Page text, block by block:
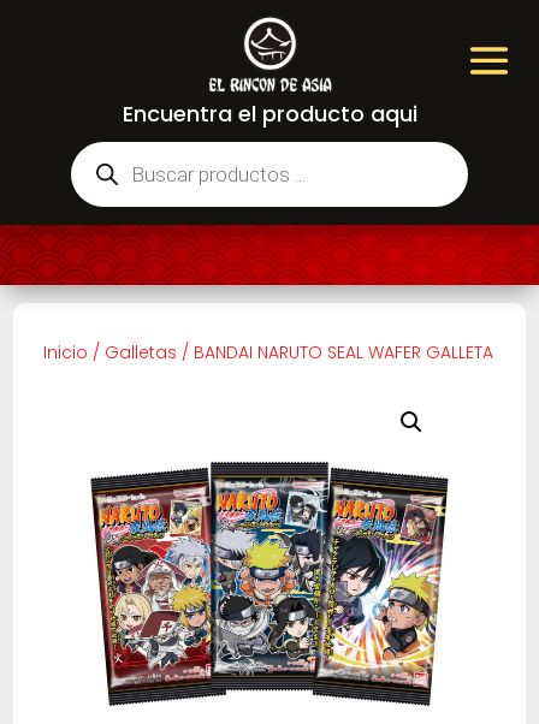
Encuentra el producto aqui
Búsqueda
de
productos
Inicio / Galletas / BANDAI NARUTO SEAL WAFER GALLETA